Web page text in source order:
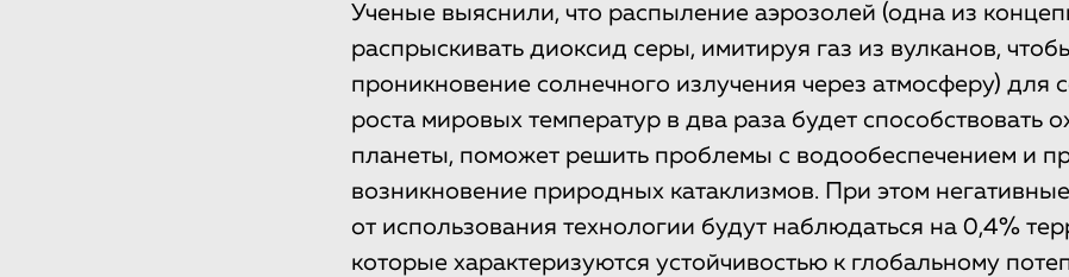
Ученые выяснили, что распыление аэрозолей (одна из
распрыскивать диоксид серы, имитируя газ из вулканов,
проникновение солнечного излучения через атмосферу) для
роста мировых температур в два раза будет способствовать
планеты, поможет решить проблемы с водообеспечением и
возникновение природных катаклизмов. При этом
от использования технологии будут наблюдаться на 0,4%
которые характеризуются устойчивостью к глобальному